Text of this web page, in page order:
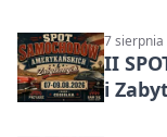
7 sierpnia
II
i